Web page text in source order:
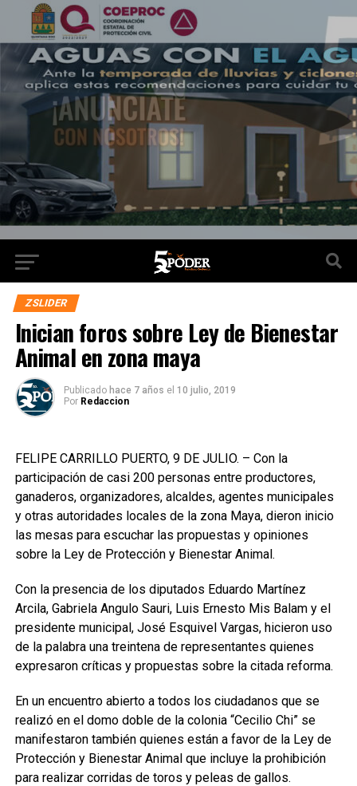
ZSLIDER
Inician foros sobre Ley de Bienestar
Animal en zona maya
Publicado hace 7 años el 10 julio, 2019
Por Redaccion
FELIPE CARRILLO PUERTO, 9 DE JULIO. – Con la
participación de casi 200 personas entre productores,
ganaderos, organizadores, alcaldes, agentes municipales
y otras autoridades locales de la zona Maya, dieron inicio
las mesas para escuchar las propuestas y opiniones
sobre la Ley de Protección y Bienestar Animal.
Con la presencia de los diputados Eduardo Martínez
Arcila, Gabriela Angulo Sauri, Luis Ernesto Mis Balam y el
presidente municipal, José Esquivel Vargas, hicieron uso
de la palabra una treintena de representantes quienes
expresaron críticas y propuestas sobre la citada reforma.
En un encuentro abierto a todos los ciudadanos que se
realizó en el domo doble de la colonia “Cecilio Chi” se
manifestaron también quienes están a favor de la Ley de
Protección y Bienestar Animal que incluye la prohibición
para realizar corridas de toros y peleas de gallos.